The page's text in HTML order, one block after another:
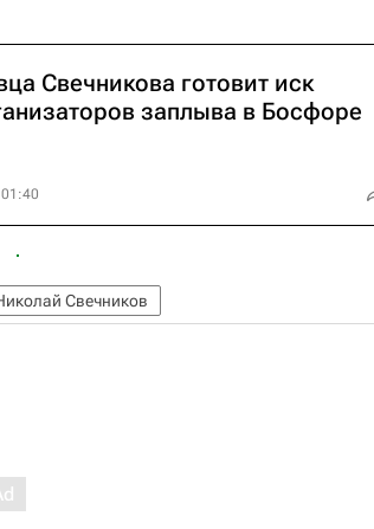
Свечникова готовит иск
заплыва в Босфоре
01:40
Свечников